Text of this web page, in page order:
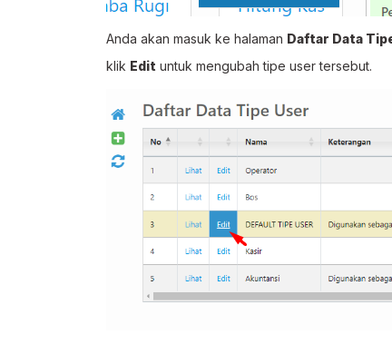
Anda akan masuk ke halaman Daftar Data
klik Edit untuk mengubah tipe user tersebut.